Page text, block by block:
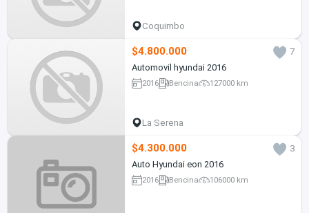
Coquimbo
$4.800.000
7
Automovil hyundai 2016
2016 Bencina 127000 km
La Serena
$4.300.000
3
Auto Hyundai eon 2016
2016 Bencina 106000 km